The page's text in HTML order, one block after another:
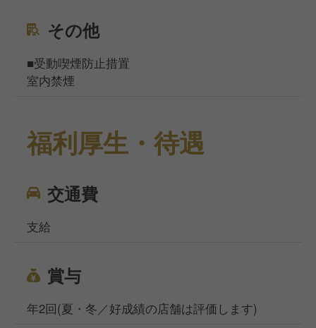
その他
■受動喫煙防止措置
室内禁煙
福利厚生・待遇
交通費
支給
賞与
年2回(夏・冬／好成績の店舗は評価します)